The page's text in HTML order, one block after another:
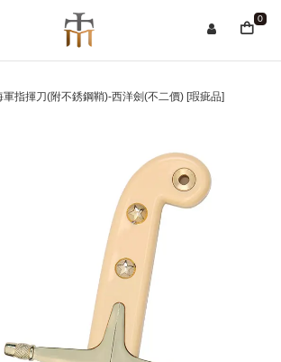
0
軍指揮刀(附不銹鋼鞘)-西洋劍(不二價) [瑕疵品]